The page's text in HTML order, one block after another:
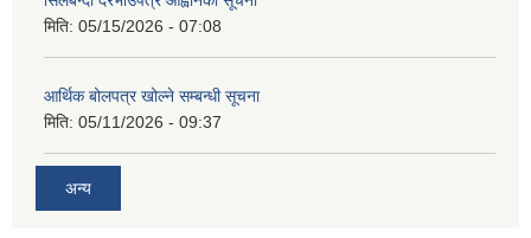
मिति: 05/15/2026 - 07:08
आर्थिक बोलपत्र खोल्ने सम्बन्धी सूचना
मिति: 05/11/2026 - 09:37
अन्य